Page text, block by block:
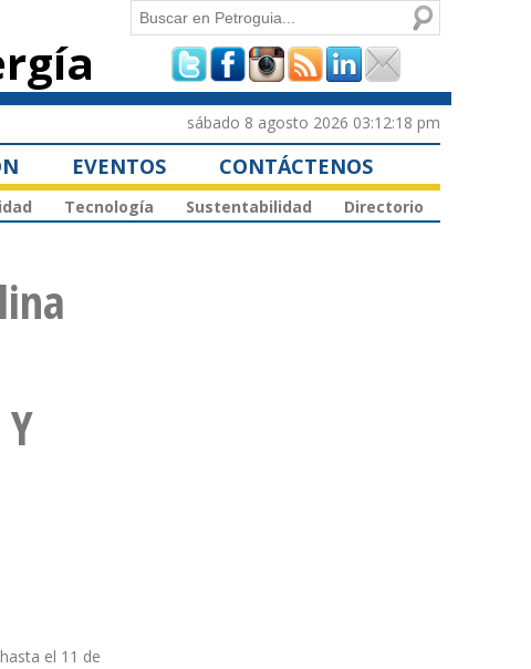
Formulario de
búsqueda
Buscar
sábado 8 agosto 2026 03:12:18 pm
EVENTOS CONTÁCTENOS
Tecnología Sustentabilidad Directorio
el 11 de